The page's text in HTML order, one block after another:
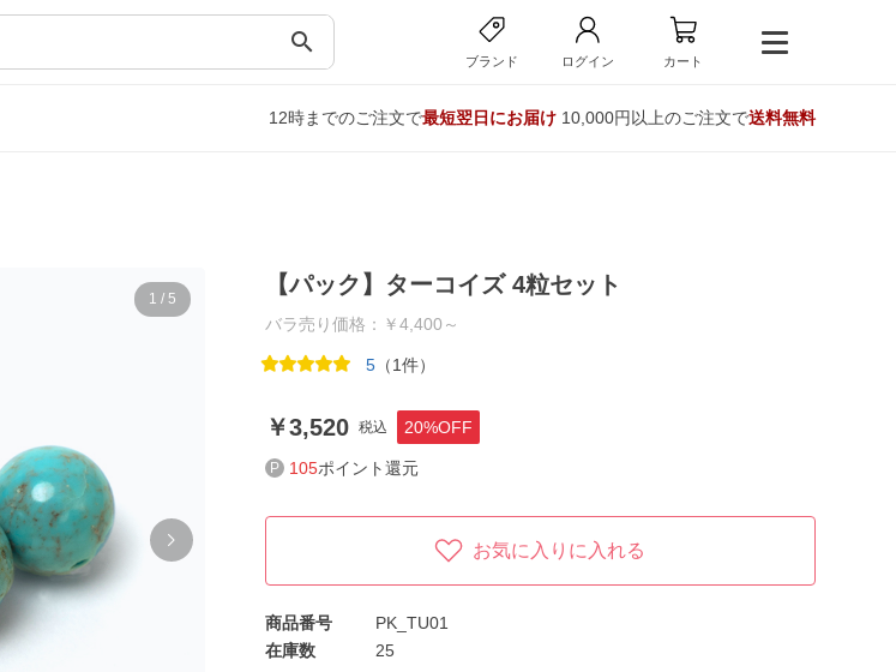
search
ブランド ログイン カート
12時までのご注文で最短翌日にお届け10,000円以上のご注文で送料無料
1 / 5
【パック】ターコイズ 4粒セット
バラ売り価格：￥4,400～
5（1件）
3,520 税込 20%OFF
105ポイント還元
お気に入りに入れる
商品番号
PK_TU01
在庫数
25